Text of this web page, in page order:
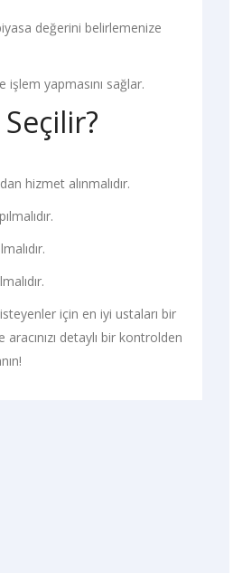
değerini belirlemenize
işlem yapmasını sağlar.
hizmet alınmalıdır.
için en iyi ustaları bir
detaylı bir kontrolden